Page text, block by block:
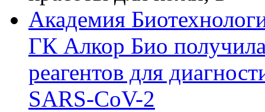
Академия
ГК Алкор Био
реагентов для
SARS-CoV-2